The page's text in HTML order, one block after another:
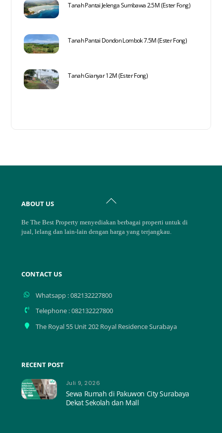
Tanah Pantai Jelenga Sumbawa 2.5M (Ester Fong)
Tanah Pantai Dondon Lombok 7.5M (Ester Fong)
Tanah Gianyar 12M (Ester Fong)
Back
ABOUT US
Be The Best Property menyediakan berbagai properti untuk di
jual, lelang dan lain-lain dengan harga yang terjangkau.
CONTACT US
Whatsapp : 082132227800
Telephone : 082132227800
The Royal 55 Unit 202 Royal Residence Surabaya
RECENT POST
Juli 9, 2026
Sewa Rumah di Pakuwon City Surabaya
Dekat Sekolah dan Mall